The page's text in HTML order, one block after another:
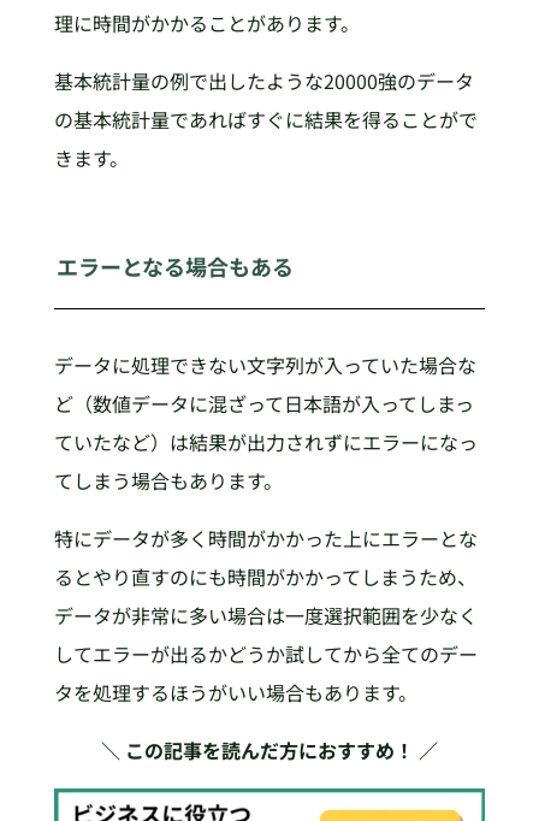
理に時間がかかることがあります。
基本統計量の例で出したような20000強のデータ
の基本統計量であればすぐに結果を得ることがで
きます。
エラーとなる場合もある
データに処理できない文字列が入っていた場合な
ど（数値データに混ざって日本語が入ってしまっ
ていたなど）は結果が出力されずにエラーになっ
てしまう場合もあります。
特にデータが多く時間がかかった上にエラーとな
るとやり直すのにも時間がかかってしまうため、
データが非常に多い場合は一度選択範囲を少なく
してエラーが出るかどうか試してから全てのデー
タを処理するほうがいい場合もあります。
＼ この記事を読んだ方におすすめ！ ／